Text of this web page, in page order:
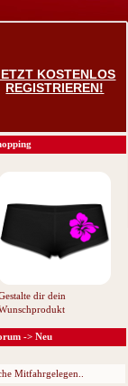
KOSTENLOS
REGISTRIEREN!
dir dein
-> Neu
Mitfahrgelegen..